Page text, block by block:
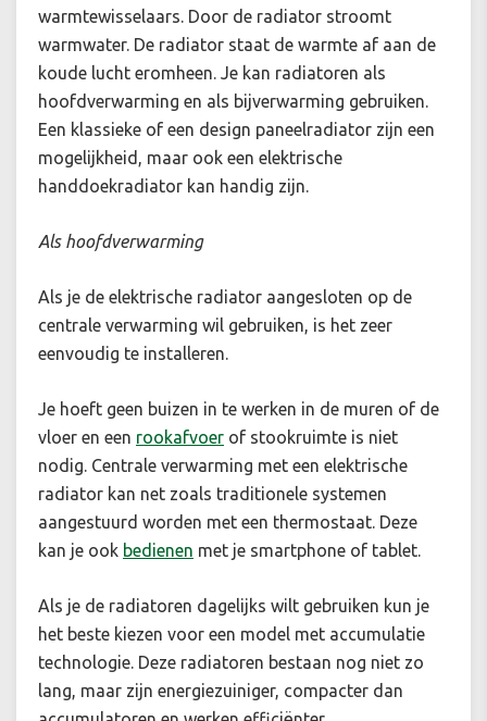
warmtewisselaars. Door de radiator stroomt
warmwater. De radiator staat de warmte af aan de
koude lucht eromheen. Je kan radiatoren als
hoofdverwarming en als bijverwarming gebruiken.
Een klassieke of een design paneelradiator zijn een
mogelijkheid, maar ook een elektrische
handdoekradiator kan handig zijn.
Als hoofdverwarming
Als je de elektrische radiator aangesloten op de
centrale verwarming wil gebruiken, is het zeer
eenvoudig te installeren.
Je hoeft geen buizen in te werken in de muren of de
vloer en een rookafvoer of stookruimte is niet
nodig. Centrale verwarming met een elektrische
radiator kan net zoals traditionele systemen
aangestuurd worden met een thermostaat. Deze
kan je ook bedienen met je smartphone of tablet.
Als je de radiatoren dagelijks wilt gebruiken kun je
het beste kiezen voor een model met accumulatie
technologie. Deze radiatoren bestaan nog niet zo
lang, maar zijn energiezuiniger, compacter dan